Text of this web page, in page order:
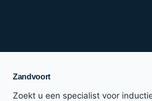
Zandvoort
Zoekt u een specialist voor